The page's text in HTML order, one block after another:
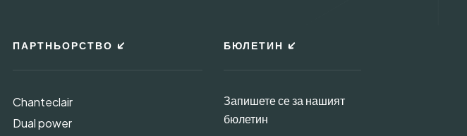
ПАРТНЬОРСТВО
Chanteclair
Dual power
БЮЛЕТИН
Запишете се за нашият
бюлетин